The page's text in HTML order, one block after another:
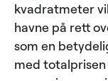
kvadratmeter
havne på rett
som en
med